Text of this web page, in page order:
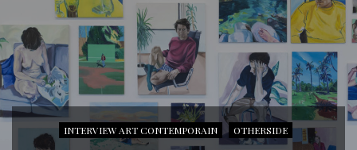
INTERVIEW ART CONTEMPORAIN OTHERSIDE